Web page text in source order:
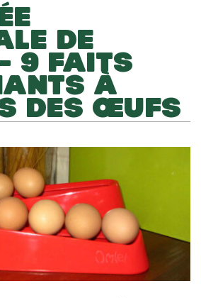
DE
9 FAITS
À
DES ŒUFS